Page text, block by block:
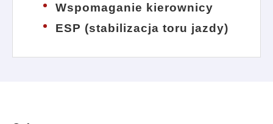
Wspomaganie kierownicy
ESP (stabilizacja toru jazdy)